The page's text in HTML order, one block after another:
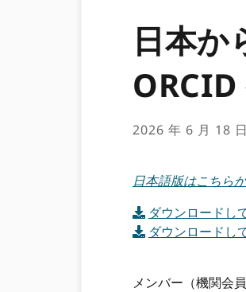
日本か
2026 年 6 月 18 日
日本語版はこちら
ダウンロードし
ダウンロードし
メンバー（機関会